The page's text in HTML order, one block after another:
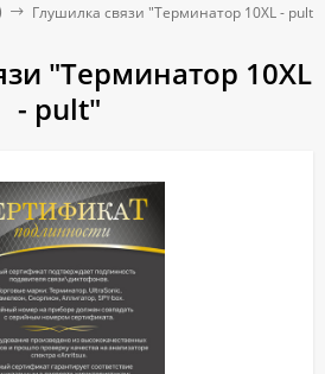
Глушилка связи "Терминатор 10XL - pult"
"Терминатор 10XL
- pult"